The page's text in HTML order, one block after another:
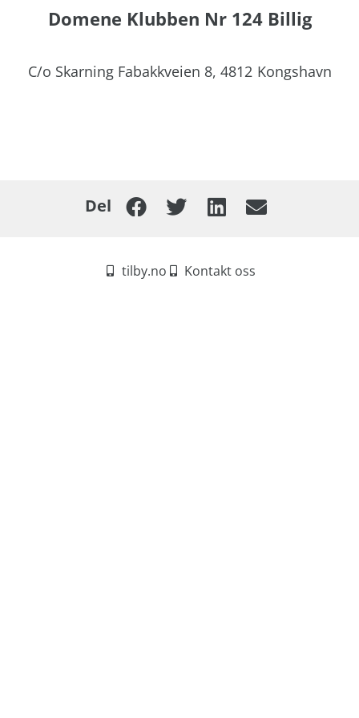
Domene Klubben Nr 124 Billig
C/o Skarning Fabakkveien 8, 4812 Kongshavn
Del
tilby.no Kontakt oss